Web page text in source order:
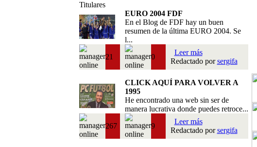
Titulares
EURO 2004 FDF
En el Blog de FDF hay un buen
resumen de la última EURO 2004. Se
l...
21 0
Leer más
Redactado porsergifa
CLICK AQUÍ PARA VOLVER A
1995
He encontrado una web sin ser de
manera lucrativa donde puedes retroce...
267 9
Leer más
Redactado porsergifa